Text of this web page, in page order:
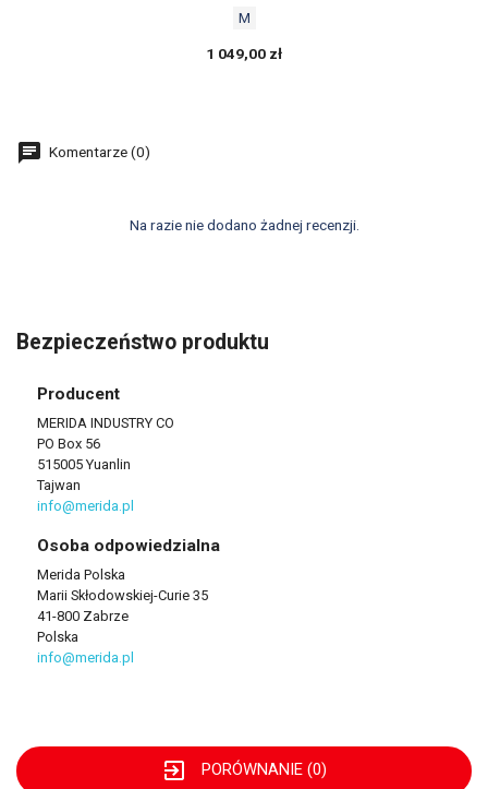
M
1 049,00 zł
Komentarze (0)
Na razie nie dodano żadnej recenzji.
Bezpieczeństwo produktu
Producent
MERIDA INDUSTRY CO
PO Box 56
515005 Yuanlin
Tajwan
info@merida.pl
Osoba odpowiedzialna
Merida Polska
Marii Skłodowskiej-Curie 35
41-800 Zabrze
Polska
info@merida.pl
exit_to_app PORÓWNANIE (0)